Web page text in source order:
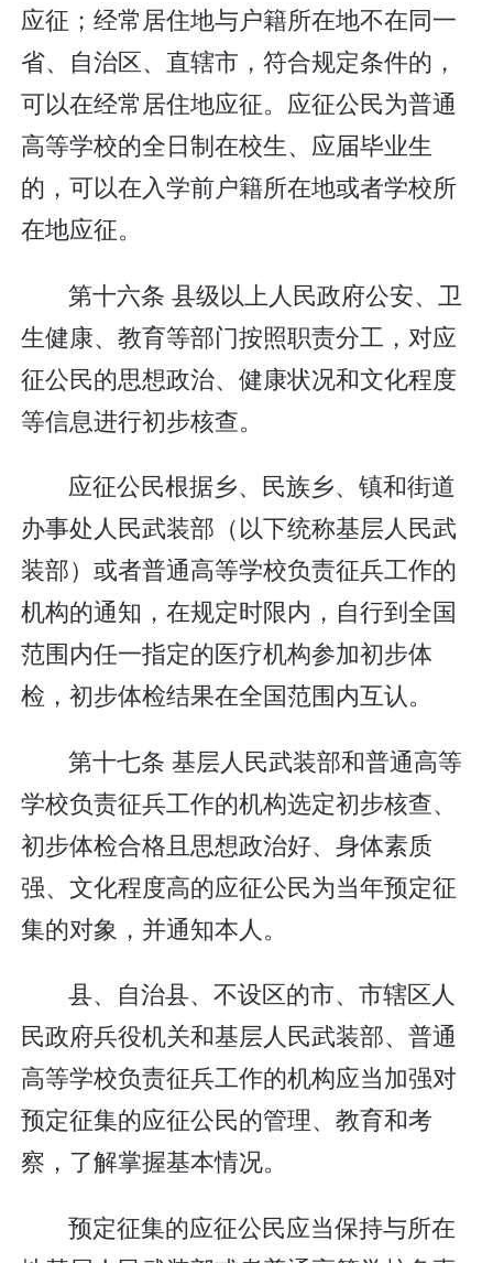
应征；经常居住地与户籍所在地不在同一
省、自治区、直辖市，符合规定条件的，
可以在经常居住地应征。应征公民为普通
高等学校的全日制在校生、应届毕业生
的，可以在入学前户籍所在地或者学校所
在地应征。
第十六条 县级以上人民政府公安、卫
生健康、教育等部门按照职责分工，对应
征公民的思想政治、健康状况和文化程度
等信息进行初步核查。
应征公民根据乡、民族乡、镇和街道
办事处人民武装部（以下统称基层人民武
装部）或者普通高等学校负责征兵工作的
机构的通知，在规定时限内，自行到全国
范围内任一指定的医疗机构参加初步体
检，初步体检结果在全国范围内互认。
第十七条 基层人民武装部和普通高等
学校负责征兵工作的机构选定初步核查、
初步体检合格且思想政治好、身体素质
强、文化程度高的应征公民为当年预定征
集的对象，并通知本人。
县、自治县、不设区的市、市辖区人
民政府兵役机关和基层人民武装部、普通
高等学校负责征兵工作的机构应当加强对
预定征集的应征公民的管理、教育和考
察，了解掌握基本情况。
预定征集的应征公民应当保持与所在